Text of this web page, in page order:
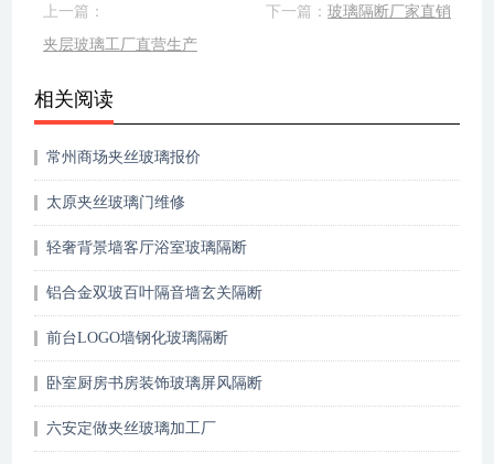
上一篇：
夹层玻璃工厂直营生产
下一篇：玻璃隔断厂家直销
相关阅读
常州商场夹丝玻璃报价
太原夹丝玻璃门维修
轻奢背景墙客厅浴室玻璃隔断
铝合金双玻百叶隔音墙玄关隔断
前台LOGO墙钢化玻璃隔断
卧室厨房书房装饰玻璃屏风隔断
六安定做夹丝玻璃加工厂